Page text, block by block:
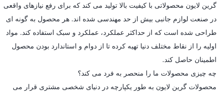
گرین لایون محصولاتی با کیفیت بالا تولید می کند که برای رفع نیازهای واقعی
در صنعت لوازم جانبی بیش از حد مهندسی شده اند. هر محصول به گونه ای
طراحی شده است که از حداکثر عملکرد، عملکرد و سبک استفاده کند. مواد
اولیه را از نقاط مختلف دنیا تهیه کرده تا از دوام و استاندارد بودن محصول
اطمینان حاصل کند.
چه چیزی محصولات ما را منحصر به فرد می کند؟
محصولات گرین لایون به طور یکپارچه در دنیای شخصی مشتری قرار می